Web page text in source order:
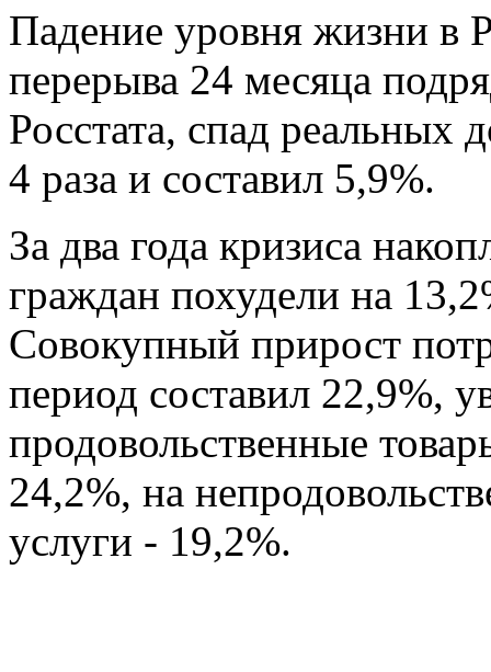
Падение уровня жизни в
перерыва 24 месяца
Росстата, спад реальных
4 раза и составил 5,9%.
За два года кризиса
граждан похудели на
Совокупный прирост
период составил 22,9%,
продовольственные
24,2%, на
услуги - 19,2%.